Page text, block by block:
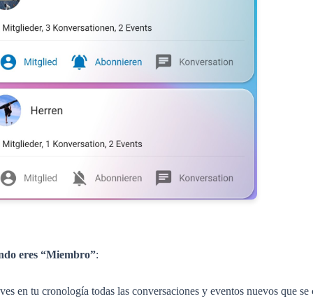
eres “Miembro”:
ves en tu cronología todas las conversaciones y eventos nuevos que se